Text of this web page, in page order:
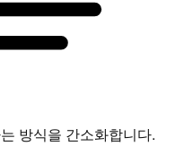
방식을 간소화합니다.